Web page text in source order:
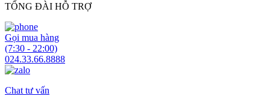
TỔNG ĐÀI HỖ TRỢ
Gọi mua hàng
(7:30 - 22:00)
024.33.66.8888
Chat tư vấn